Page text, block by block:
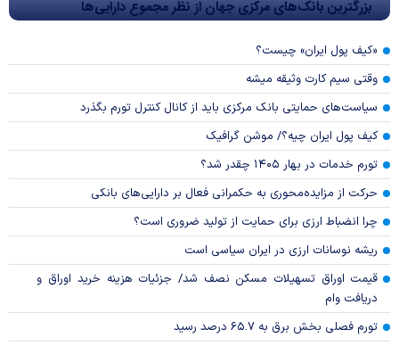
بزرگترین بانک‌های مرکزی جهان از نظر مجموع دارایی‌ها
«کیف پول ایران» چیست؟
وقتی سیم کارت وثیقه میشه
سیاست‌های حمایتی بانک مرکزی باید از کانال کنترل تورم بگذرد
کیف پول ایران چیه؟/ موشن گرافیک
تورم خدمات در بهار ۱۴۰۵ چقدر شد؟
حرکت از مزایده‌محوری به حکمرانی فعال بر دارایی‌های بانکی
چرا انضباط ارزی برای حمایت از تولید ضروری است؟
ریشه نوسانات ارزی در ایران سیاسی است
قیمت اوراق تسهیلات مسکن نصف شد/ جزئیات هزینه خرید اوراق و
دریافت وام
تورم فصلی بخش برق به ۶۵.۷ درصد رسید